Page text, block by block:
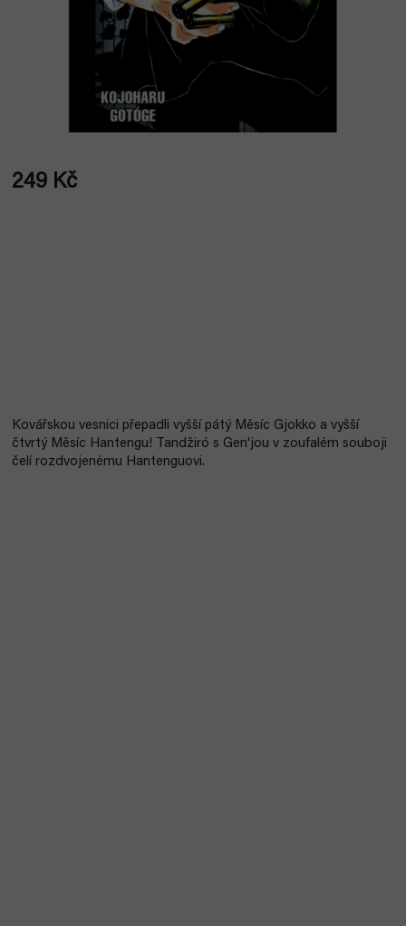
249 Kč
Kovářskou vesnici přepadli vyšší pátý Měsíc Gjokko a vyšší
čtvrtý Měsíc Hantengu! Tandžiró s Gen'jou v zoufalém souboji
čelí rozdvojenému Hantenguovi.